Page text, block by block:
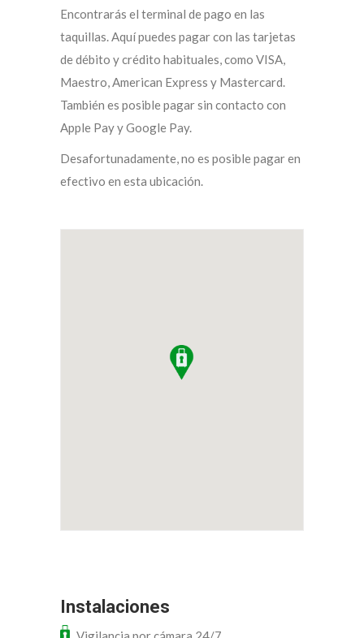
Encontrarás el terminal de pago en las
taquillas. Aquí puedes pagar con las tarjetas
de débito y crédito habituales, como VISA,
Maestro, American Express y Mastercard.
También es posible pagar sin contacto con
Apple Pay y Google Pay.
Desafortunadamente, no es posible pagar en
efectivo en esta ubicación.
Instalaciones